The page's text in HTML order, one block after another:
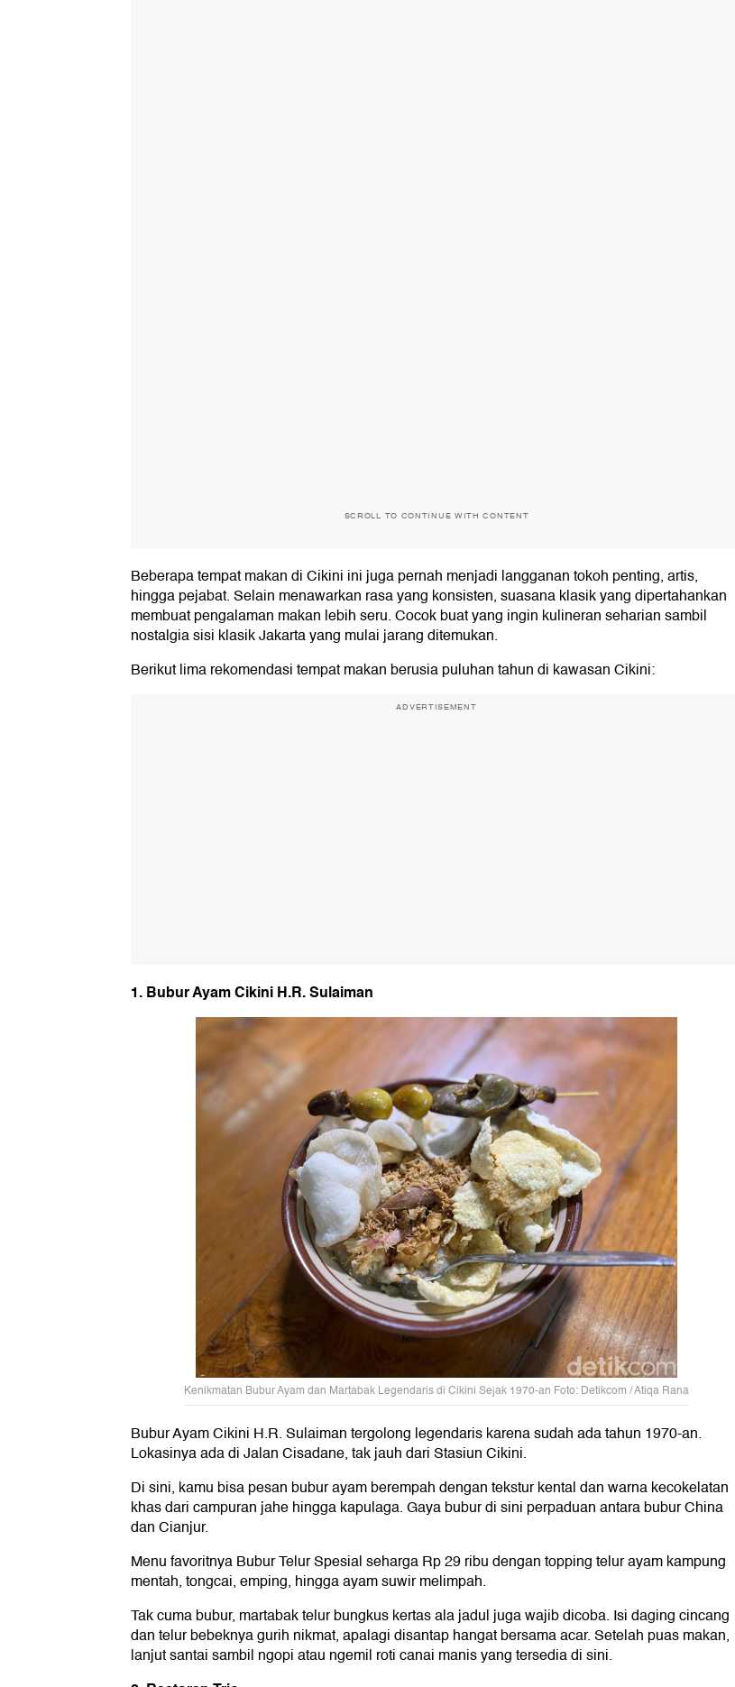
SCROLL TO CONTINUE WITH CONTENT
Beberapa tempat makan di Cikini ini juga pernah menjadi langganan tokoh penting, artis,
hingga pejabat. Selain menawarkan rasa yang konsisten, suasana klasik yang dipertahankan
membuat pengalaman makan lebih seru. Cocok buat yang ingin kulineran seharian sambil
nostalgia sisi klasik Jakarta yang mulai jarang ditemukan.
Berikut lima rekomendasi tempat makan berusia puluhan tahun di kawasan Cikini:
ADVERTISEMENT
1. Bubur Ayam Cikini H.R. Sulaiman
Kenikmatan Bubur Ayam dan Martabak Legendaris di Cikini Sejak 1970-an Foto: Detikcom / Atiqa Rana
Bubur Ayam Cikini H.R. Sulaiman tergolong legendaris karena sudah ada tahun 1970-an.
Lokasinya ada di Jalan Cisadane, tak jauh dari Stasiun Cikini.
Di sini, kamu bisa pesan bubur ayam berempah dengan tekstur kental dan warna kecokelatan
khas dari campuran jahe hingga kapulaga. Gaya bubur di sini perpaduan antara bubur China
dan Cianjur.
Menu favoritnya Bubur Telur Spesial seharga Rp 29 ribu dengan topping telur ayam kampung
mentah, tongcai, emping, hingga ayam suwir melimpah.
Tak cuma bubur, martabak telur bungkus kertas ala jadul juga wajib dicoba. Isi daging cincang
dan telur bebeknya gurih nikmat, apalagi disantap hangat bersama acar. Setelah puas makan,
lanjut santai sambil ngopi atau ngemil roti canai manis yang tersedia di sini.